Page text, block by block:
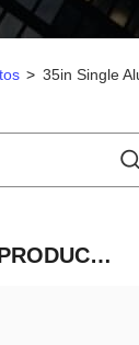
> 35in Single
TODOS LOS PRODUCTOS